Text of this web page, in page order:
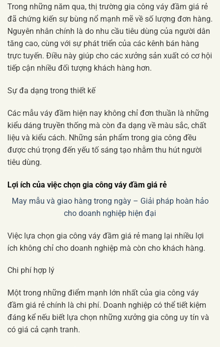
Trong những năm qua, thị trường gia công váy đầm giá rẻ
đã chứng kiến sự bùng nổ mạnh mẽ về số lượng đơn hàng.
Nguyên nhân chính là do nhu cầu tiêu dùng của người dân
tăng cao, cùng với sự phát triển của các kênh bán hàng
trực tuyến. Điều này giúp cho các xưởng sản xuất có cơ hội
tiếp cận nhiều đối tượng khách hàng hơn.
Sự đa dạng trong thiết kế
Các mẫu váy đầm hiện nay không chỉ đơn thuần là những
kiểu dáng truyền thống mà còn đa dạng về màu sắc, chất
liệu và kiểu cách. Những sản phẩm trong gia công đều
được chú trọng đến yếu tố sáng tạo nhằm thu hút người
tiêu dùng.
Lợi ích của việc chọn gia công váy đầm giá rẻ
May mẫu và giao hàng trong ngày – Giải pháp hoàn hảo
cho doanh nghiệp hiện đại
Việc lựa chọn gia công váy đầm giá rẻ mang lại nhiều lợi
ích không chỉ cho doanh nghiệp mà còn cho khách hàng.
Chi phí hợp lý
Một trong những điểm mạnh lớn nhất của gia công váy
đầm giá rẻ chính là chi phí. Doanh nghiệp có thể tiết kiệm
đáng kể nếu biết lựa chọn những xưởng gia công uy tín và
có giá cả cạnh tranh.